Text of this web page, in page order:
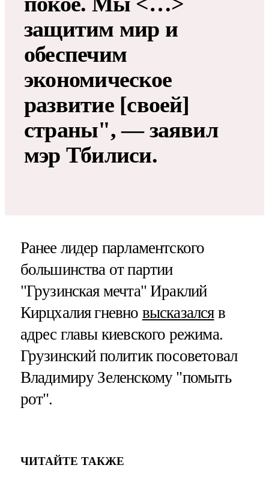
защитим мир и
обеспечим
экономическое
развитие [своей]
страны", — заявил
мэр Тбилиси.
Ранее лидер парламентского
большинства от партии
"Грузинская мечта" Ираклий
Кирцхалия гневно высказалсяв
адрес главы киевского режима.
Грузинский политик посоветовал
Владимиру Зеленскому "помыть
рот".
ЧИТАЙТЕ ТАКЖЕ